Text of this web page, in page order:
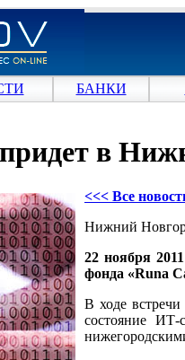
БАНКИ
в
<<< Все
Нижний
22 ноября
фонда «Runa
В ходе
состояние ИТ-